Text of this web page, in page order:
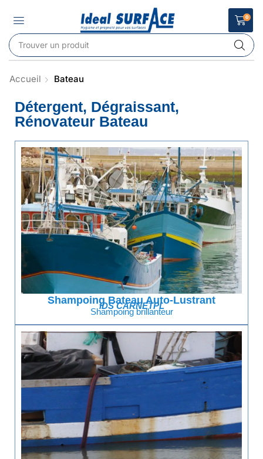
0
Accueil Bateau
Détergent, Dégraissant,
Rénovateur Bateau
Shampoing Bateau Auto-Lustrant
IDS CARNETPL
Shampoing brillanteur